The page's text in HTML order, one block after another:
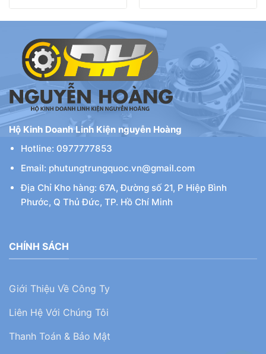
Hộ Kinh Doanh Linh Kiện nguyễn Hoàng
Hotline: 0977777853
Email: phutungtrungquoc.vn@gmail.com
Địa Chỉ Kho hàng: 67A, Đường số 21, P Hiệp Bình
Phước, Q Thủ Đức, TP. Hồ Chí Minh
CHÍNH SÁCH
Giới Thiệu Về Công Ty
Liên Hệ Với Chúng Tôi
Thanh Toán & Bảo Mật